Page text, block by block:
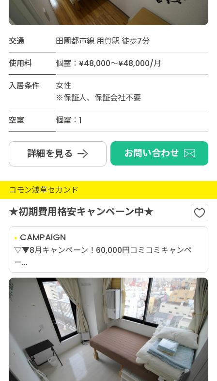
交通
田園都市線 用賀駅 徒歩7分
使用料
個室：¥48,000～¥48,000/月
入居条件
女性
※保証人、保証会社不要
空室
個室：1
詳細を見る お問い合わせ
コモン浅草セカンド
★初期費用格安キャンペーン中★
CAMPAIGN
▽▼8月キャンペーン！60,000円コミコミキャンペ
ー...